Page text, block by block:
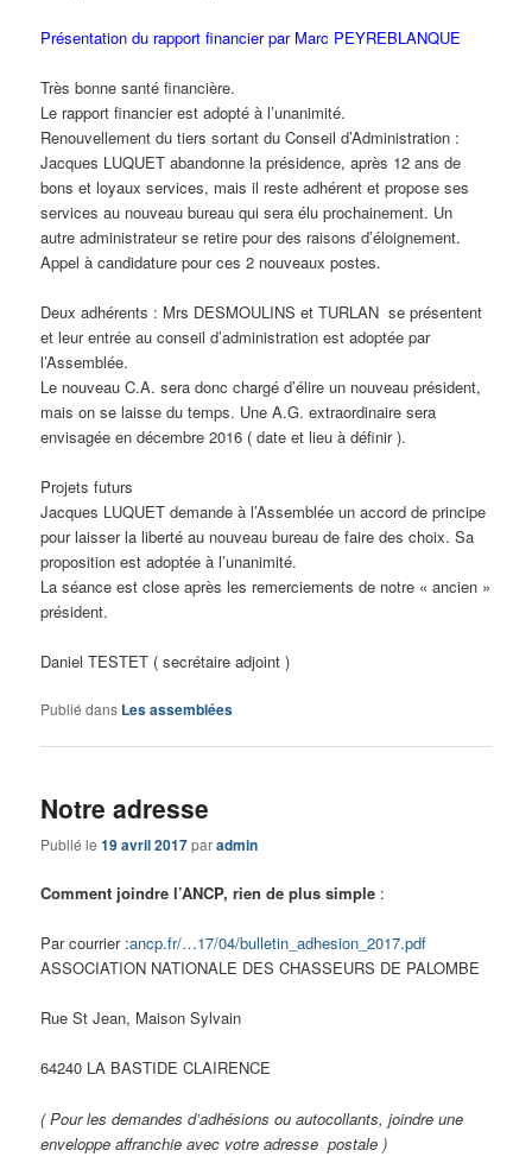
Présentation du rapport financier par Marc PEYREBLANQUE
Très bonne santé financière.
Le rapport financier est adopté à l’unanimité.
Renouvellement du tiers sortant du Conseil d’Administration :
Jacques LUQUET abandonne la présidence, après 12 ans de
bons et loyaux services, mais il reste adhérent et propose ses
services au nouveau bureau qui sera élu prochainement. Un
autre administrateur se retire pour des raisons d’éloignement.
Appel à candidature pour ces 2 nouveaux postes.
Deux adhérents : Mrs DESMOULINS et TURLAN se présentent
et leur entrée au conseil d’administration est adoptée par
l’Assemblée.
Le nouveau C.A. sera donc chargé d’élire un nouveau président,
mais on se laisse du temps. Une A.G. extraordinaire sera
envisagée en décembre 2016 ( date et lieu à définir ).
Projets futurs
Jacques LUQUET demande à l’Assemblée un accord de principe
pour laisser la liberté au nouveau bureau de faire des choix. Sa
proposition est adoptée à l’unanimité.
La séance est close après les remerciements de notre « ancien »
président.
Daniel TESTET ( secrétaire adjoint )
Publié dans Les assemblées
Notre adresse
Publié le19 avril 2017paradmin
Comment joindre l’ANCP, rien de plus simple :
Par courrier :ancp.fr/…17/04/bulletin_adhesion_2017.pdf
ASSOCIATION NATIONALE DES CHASSEURS DE PALOMBE
Rue St Jean, Maison Sylvain
64240 LA BASTIDE CLAIRENCE
( Pour les demandes d’adhésions ou autocollants, joindre une
enveloppe affranchie avec votre adresse postale )